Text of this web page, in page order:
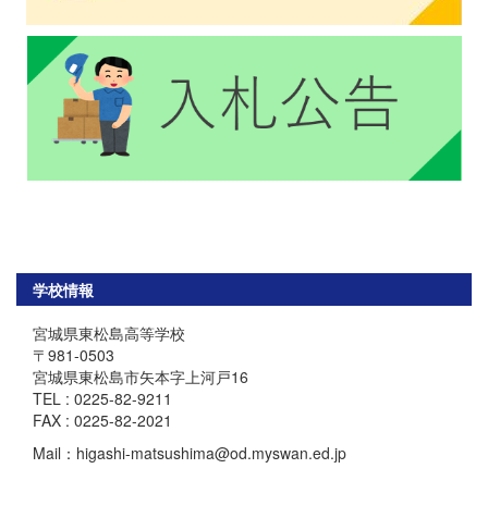
学校情報
宮城県東松島高等学校
〒981-0503
宮城県東松島市矢本字上河戸16
TEL : 0225-82-9211
FAX : 0225-82-2021
Mail：higashi-matsushima@od.myswan.ed.jp